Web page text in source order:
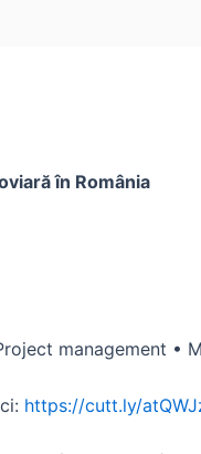
în România
management •
https://cutt.ly/